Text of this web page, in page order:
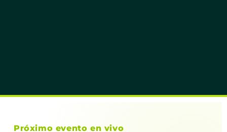
Próximo evento en vivo